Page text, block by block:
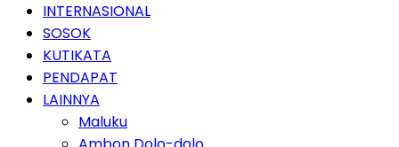
INTERNASIONAL
SOSOK
KUTIKATA
PENDAPAT
LAINNYA
Maluku